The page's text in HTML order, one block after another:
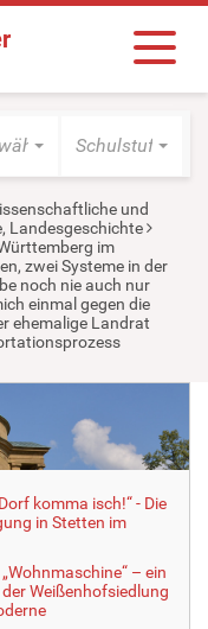
Schulstufe
und
Landesgeschichte
im
zwei Systeme in der
noch nie auch nur
einmal gegen die
ehemalige Landrat
komma isch!“ - Die
in Stetten im
– ein
Weißenhofsiedlung